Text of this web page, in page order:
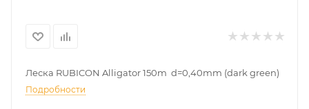
Леска RUBICON Alligator 150m d=0,40mm (dark green)
Подробности